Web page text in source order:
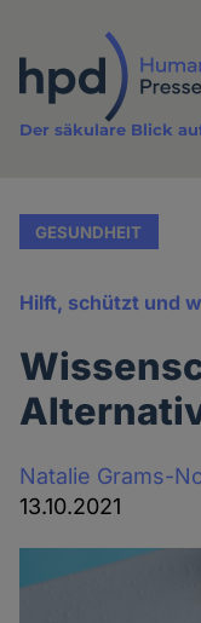
Inhalt
Der säkulare Blick
GESUNDHEIT
Hilft, schützt und
Natalie Grams-
13.10.2021